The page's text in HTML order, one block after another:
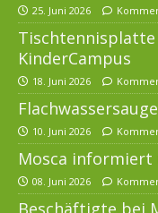
25. Juni 2026
KinderCampus
18. Juni 2026
10. Juni 2026
Mosca informiert
08. Juni 2026
Beschäftigte bei